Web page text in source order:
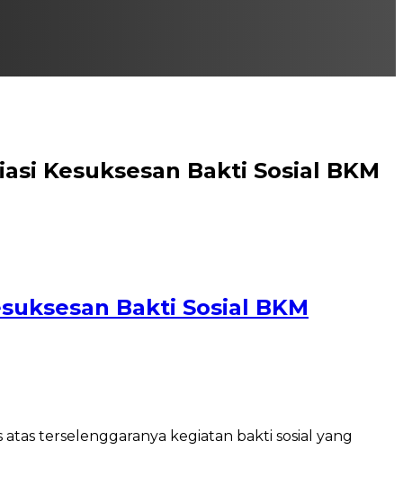
Kesuksesan Bakti Sosial BKM
Bakti Sosial BKM
terselenggaranya kegiatan bakti sosial yang